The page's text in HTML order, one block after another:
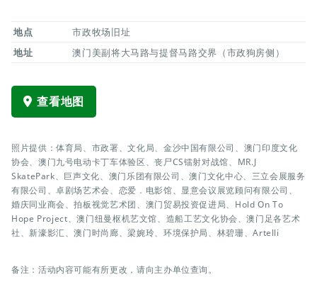
地点
市政牧场旧址
地址
澳门美副将大马路与提督马路交界（市政狗房侧）
查看地图
照片提供：体育局、市政署、文化局、金沙中国有限公司、澳门印度文化
协会、澳门九号电动卡丁车体验区、丧尸CS镭射对战馆、MR.J
SkatePark、巨声文化、澳门乐团有限公司、澳门文化中心、三立会展服务
有限公司、卓剧场艺术会、恋爱．电影馆、显意会议展览顾问有限公司、
婚庆同业商会、拍板视觉艺术团、澳门贸易投资促进局、Hold On To
Hope Project、澳门纽曼枢机艺文馆、造船工艺文化协会、澳门足各艺术
社、新濠影汇、澳门时尚廊、梁婉玲、环境保护局、林碧珊、Artelli
备注：活动内容可能有所更改，请向主办单位查询。